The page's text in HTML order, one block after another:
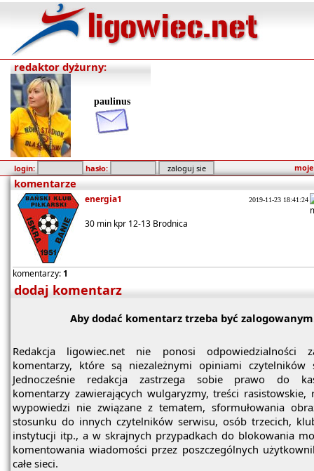
redaktor dyżurny:
paulinus
login: hasło:
komentarze
energia1 2019-11-23 18:41:24
30 min kpr 12-13 Brodnica
komentarzy:1
dodaj komentarz
Aby dodać komentarz trzeba być
Redakcja ligowiec.net nie ponosi odpowiedzialności
komentarzy, które są niezależnymi opiniami czytelników
Jednocześnie redakcja zastrzega sobie prawo do
komentarzy zawierających wulgaryzmy, treści rasistowskie,
wypowiedzi nie związane z tematem, sformułowania
stosunku do innych czytelników serwisu, osób trzecich,
instytucji itp., a w skrajnych przypadkach do blokowania
komentowania wiadomości przez poszczególnych
całe sieci.